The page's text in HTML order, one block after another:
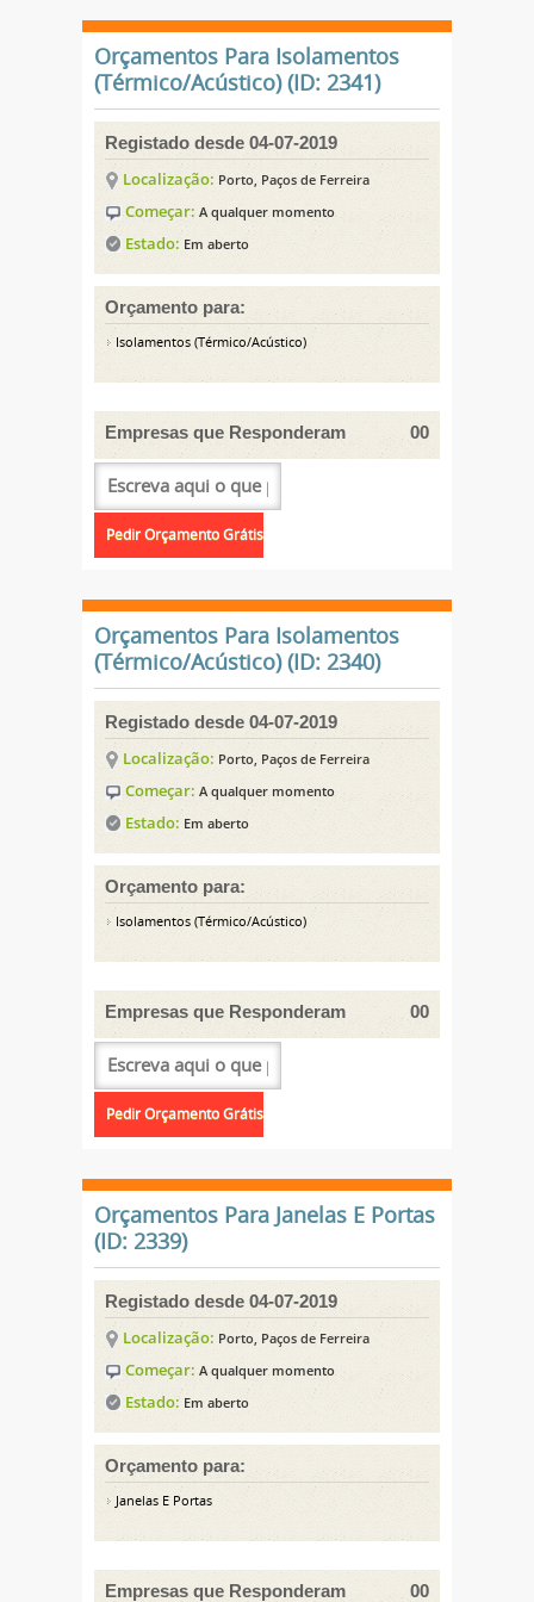
Orçamentos Para Isolamentos
(Térmico/Acústico) (ID: 2341)
Registado desde 04-07-2019
Localização: Porto, Paços de Ferreira
Começar: A qualquer momento
Estado: Em aberto
Orçamento para:
Isolamentos (Térmico/Acústico)
Empresas que Responderam 00
Orçamentos Para Isolamentos
(Térmico/Acústico) (ID: 2340)
Registado desde 04-07-2019
Localização: Porto, Paços de Ferreira
Começar: A qualquer momento
Estado: Em aberto
Orçamento para:
Isolamentos (Térmico/Acústico)
Empresas que Responderam 00
Orçamentos Para Janelas E Portas
(ID: 2339)
Registado desde 04-07-2019
Localização: Porto, Paços de Ferreira
Começar: A qualquer momento
Estado: Em aberto
Orçamento para:
Janelas E Portas
Empresas que Responderam 00